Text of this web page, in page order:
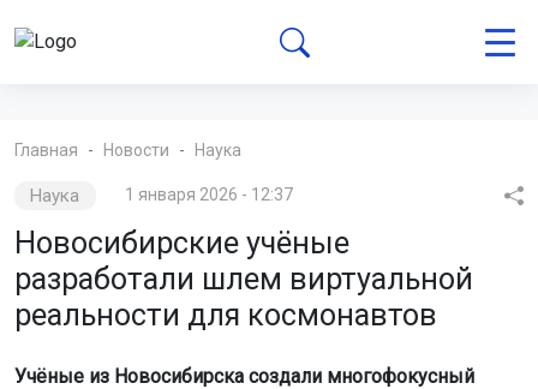
Главная Новости Наука
Наука 1 января 2026 - 12:37
Новосибирские учёные
разработали шлем виртуальной
реальности для космонавтов
Учёные из Новосибирска создали многофокусный